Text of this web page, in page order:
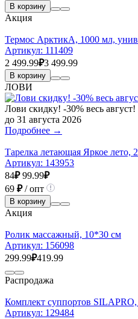
В корзину
Акция
Термос АрктикА, 1000 мл,
Артикул: 111409
2 499.99₽3 499.99
В корзину
ЛОВИ
Лови скидку! -30% весь август!
до 31 августа 2026
Подробнее →
Тарелка летающая Яркое лето,
Артикул: 143953
84₽ 99.99₽
69 ₽/ опт
В корзину
Акция
Ролик массажный, 10*30 см
Артикул: 156098
299.99₽419.99
Распродажа
Комплект суппортов
Артикул: 129484